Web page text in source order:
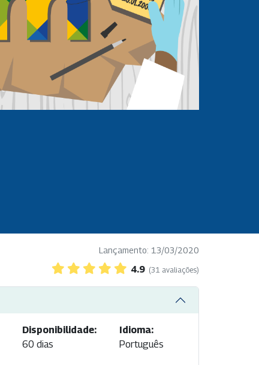
Lançamento: 13/03/2020
4.9 (31 avaliações)
Disponibilidade:
60 dias
Idioma:
Português